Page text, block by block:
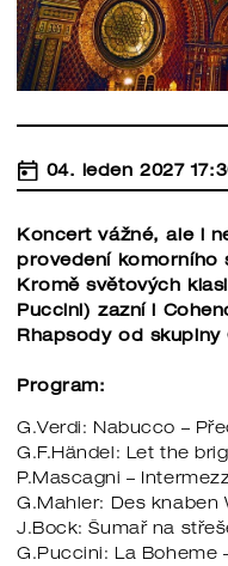
04. leden 2027
Koncert vážné, ale i
provedení komorního
Kromě světových
Puccini) zazní i
Rhapsody od skupiny
Program:
G.Verdi: Nabucco –
G.F.Händel: Let the
P.Mascagni –
G.Mahler: Des knaben
J.Bock: Šumař na
G.Puccini: La Boheme